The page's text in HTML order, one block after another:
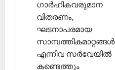
ഗാര്‍ഹികവരുമാന
വിതരണം,
ഘടനാപരമായ
സാമ്പത്തികമാറ്റങ്ങള്‍
എന്നിവ സര്‍വേയില്‍
കണ്ടെത്തും